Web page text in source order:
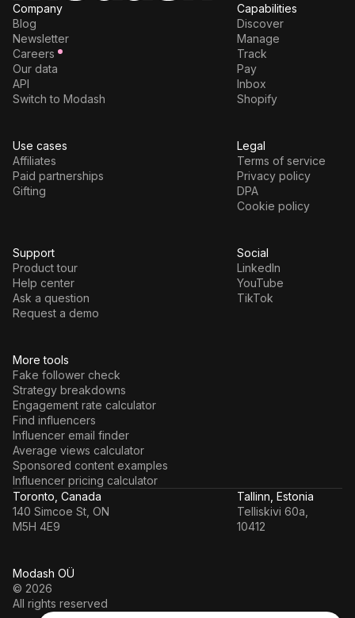
More tools
Fake follower check
Strategy breakdowns
Engagement rate calculator
Find influencers
Influencer email finder
Average views calculator
Sponsored content examples
Influencer pricing calculator
Company
Blog
Newsletter
Careers
Our data
API
Switch to Modash
Capabilities
Discover
Manage
Track
Pay
Inbox
Shopify
Use cases
Affiliates
Paid partnerships
Gifting
Legal
Terms of service
Privacy policy
DPA
Cookie policy
Support
Product tour
Help center
Ask a question
Request a demo
Social
LinkedIn
YouTube
TikTok
Modash OÜ
© 2026
All rights reserved
Toronto, Canada
140 Simcoe St, ON
M5H 4E9
Tallinn, Estonia
Telliskivi 60a,
10412